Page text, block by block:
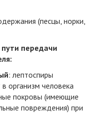
(песцы, норки,
передачи
: лептоспиры
организм человека
покровы (имеющие
повреждения) при